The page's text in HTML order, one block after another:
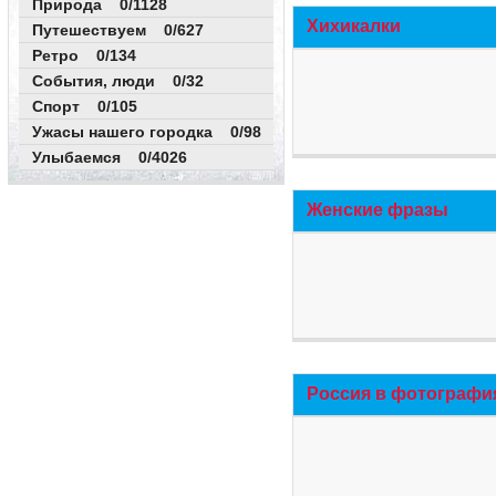
Природа 0/1128
Путешествуем 0/627
Ретро 0/134
События, люди 0/32
Спорт 0/105
Ужасы нашего городка 0/98
Улыбаемся 0/4026
Хихикалки
Женские фразы
Россия в